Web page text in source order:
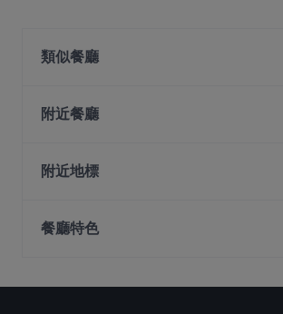
類似餐廳
Zab Udon Coco Cafe
Whiskdom Pari Burong
Paradise Biryani.SG Changi
附近餐廳
ActionCity Cafe
ANDES by ASTONS - Changi Airport T1
Chat Masala
附近地標
Peranakan Museum, 新加坡
餐廳特色
在 新加坡 的 環境舒適的餐廳